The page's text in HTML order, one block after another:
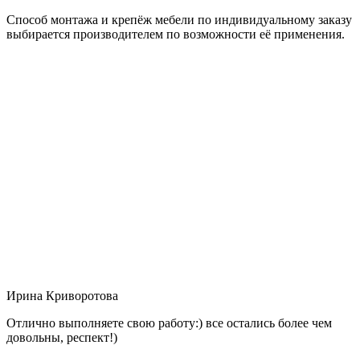
Способ монтажа и крепёж мебели по индивидуальному заказу
выбирается производителем по возможности её применения.
Ирина Криворотова
Отлично выполняете свою работу:) все остались более чем
довольны, респект!)